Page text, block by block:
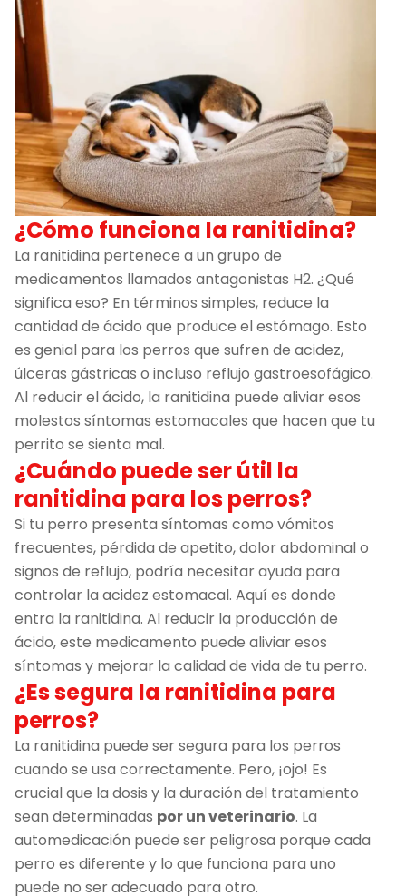
¿Cómo funciona la ranitidina?
La ranitidina pertenece a un grupo de
medicamentos llamados antagonistas H2. ¿Qué
significa eso? En términos simples, reduce la
cantidad de ácido que produce el estómago. Esto
es genial para los perros que sufren de acidez,
úlceras gástricas o incluso reflujo gastroesofágico.
Al reducir el ácido, la ranitidina puede aliviar esos
molestos síntomas estomacales que hacen que tu
perrito se sienta mal.
¿Cuándo puede ser útil la
ranitidina para los perros?
Si tu perro presenta síntomas como vómitos
frecuentes, pérdida de apetito, dolor abdominal o
signos de reflujo, podría necesitar ayuda para
controlar la acidez estomacal. Aquí es donde
entra la ranitidina. Al reducir la producción de
ácido, este medicamento puede aliviar esos
síntomas y mejorar la calidad de vida de tu perro.
¿Es segura la ranitidina para
perros?
La ranitidina puede ser segura para los perros
cuando se usa correctamente. Pero, ¡ojo! Es
crucial que la dosis y la duración del tratamiento
sean determinadas por un veterinario. La
automedicación puede ser peligrosa porque cada
perro es diferente y lo que funciona para uno
puede no ser adecuado para otro.